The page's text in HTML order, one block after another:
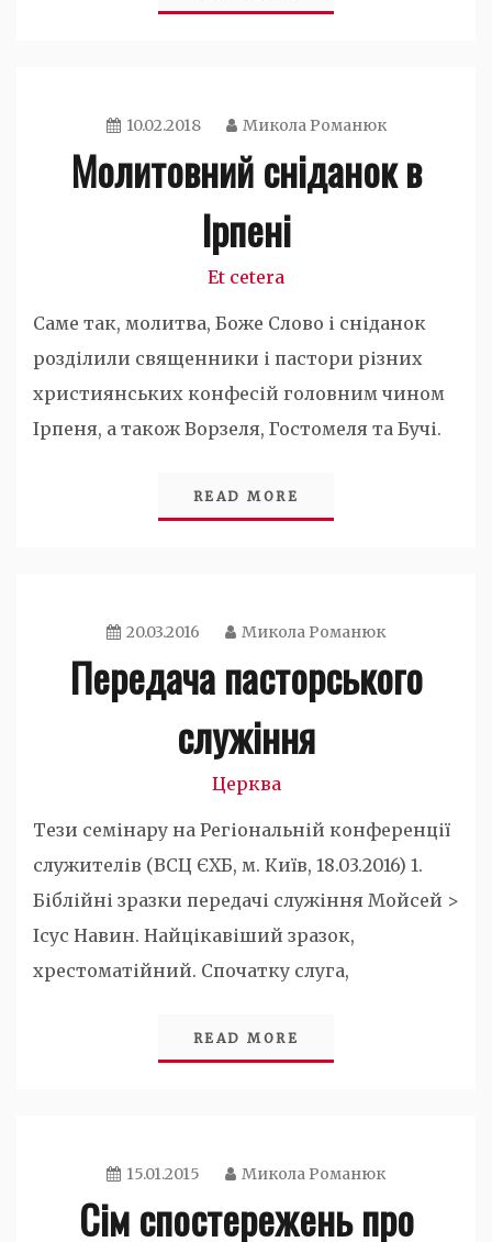
10.02.2018 Микола Романюк
Молитовний сніданок в
Ірпені
Et cetera
Саме так, молитва, Боже Слово і сніданок
розділили священники і пастори різних
християнських конфесій головним чином
Ірпеня, а також Ворзеля, Гостомеля та Бучі.
READ MORE
20.03.2016 Микола Романюк
Передача пасторського
служіння
Церква
Тези семінару на Регіональній конференції
служителів (ВСЦ ЄХБ, м. Київ, 18.03.2016) 1.
Біблійні зразки передачі служіння Мойсей >
Ісус Навин. Найцікавіший зразок,
хрестоматійний. Спочатку слуга,
READ MORE
15.01.2015 Микола Романюк
Сім спостережень про